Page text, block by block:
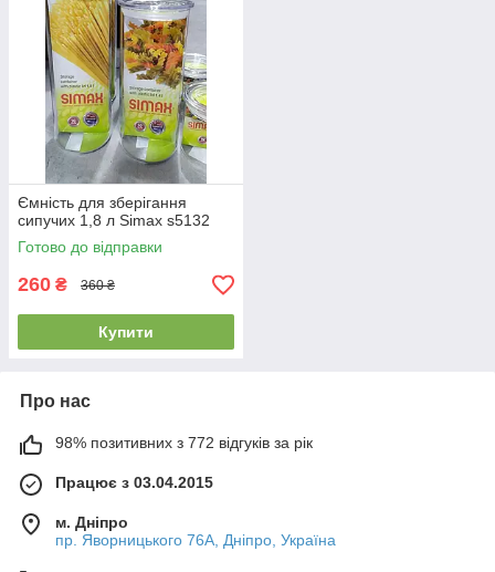
Ємність для зберігання
сипучих 1,8 л Simax s5132
Готово до відправки
260 ₴ 360 ₴
Купити
Про нас
98% позитивних з 772 відгуків за рік
Працює з 03.04.2015
м. Дніпро
пр. Яворницького 76А, Дніпро, Україна